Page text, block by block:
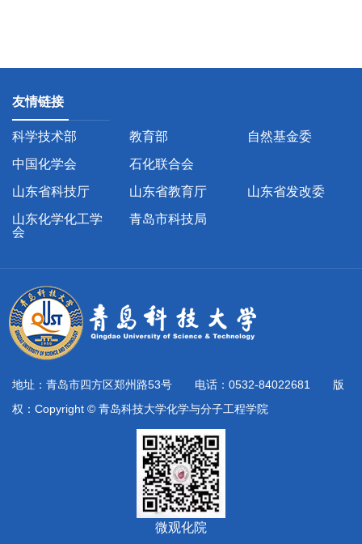
友情链接
科学技术部 教育部
自然基金委
中国化学会
石化联合会
山东省科技厅
山东省教育厅
山东省发改委
山东化学化工学
会
青岛市科技局
地址：青岛市四方区郑州路53号 电话：0532-84022681 版
权：Copyright © 青岛科技大学化学与分子工程学院
微观化院